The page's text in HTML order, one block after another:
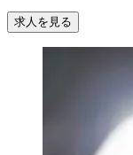
求人を見る